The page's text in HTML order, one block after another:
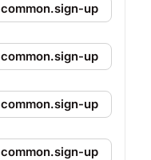
common.sign-up
common.sign-up
common.sign-up
common.sign-up